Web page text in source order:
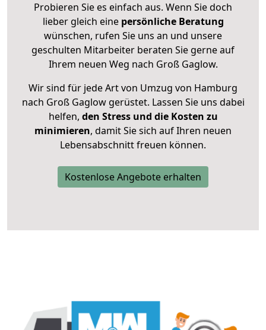
Probieren Sie es einfach aus. Wenn Sie doch
lieber gleich eine persönliche Beratung
wünschen, rufen Sie uns an und unsere
geschulten Mitarbeiter beraten Sie gerne auf
Ihrem neuen Weg nach Groß Gaglow.
Wir sind für jede Art von Umzug von Hamburg
nach Groß Gaglow gerüstet. Lassen Sie uns dabei
helfen, den Stress und die Kosten zu
minimieren, damit Sie sich auf Ihren neuen
Lebensabschnitt freuen können.
Kostenlose Angebote erhalten